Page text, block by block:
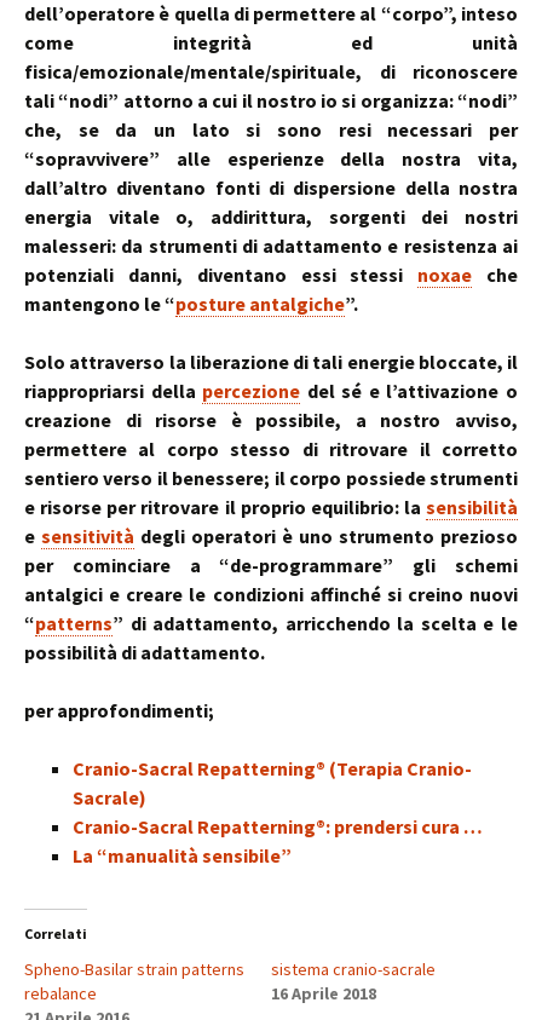
dell’operatore è quella di permettere al “corpo”, inteso
come integrità ed unità
fisica/emozionale/mentale/spirituale, di riconoscere
tali “nodi” attorno a cui il nostro io si organizza: “nodi”
che, se da un lato si sono resi necessari per
“sopravvivere” alle esperienze della nostra vita,
dall’altro diventano fonti di dispersione della nostra
energia vitale o, addirittura, sorgenti dei nostri
malesseri: da strumenti di adattamento e resistenza ai
potenziali danni, diventano essi stessi noxae che
mantengono le “posture antalgiche”.
Solo attraverso la liberazione di tali energie bloccate, il
riappropriarsi della percezione del sé e l’attivazione o
creazione di risorse è possibile, a nostro avviso,
permettere al corpo stesso di ritrovare il corretto
sentiero verso il benessere; il corpo possiede strumenti
e risorse per ritrovare il proprio equilibrio: la sensibilità
e sensitività degli operatori è uno strumento prezioso
per cominciare a “de-programmare” gli schemi
antalgici e creare le condizioni affinché si creino nuovi
“patterns” di adattamento, arricchendo la scelta e le
possibilità di adattamento.
per approfondimenti;
Cranio-Sacral Repatterning® (Terapia Cranio-
Sacrale)
Cranio-Sacral Repatterning®: prendersi cura …
La “manualità sensibile”
Correlati
Spheno-Basilar strain patterns
rebalance
sistema cranio-sacrale
16 Aprile 2018